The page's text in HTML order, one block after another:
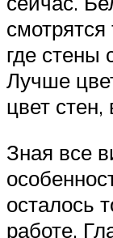
где стены
Лучше
цвет
Зная все
осталось
работе.